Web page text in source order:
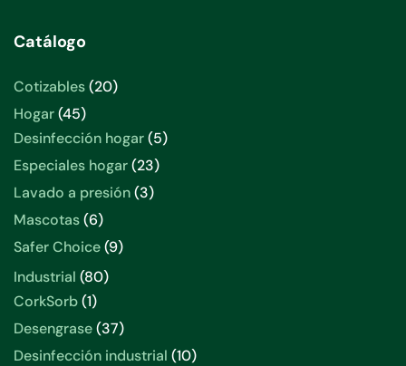
Catálogo
Cotizables 2020
Hogar 4545
productos
Desinfección hogar 55
Especiales hogar 2323
productos
Lavado a presión 33
Mascotas 66
productos
Safer Choice 99
Industrial 8080
CorkSorb 11
producto
Desengrase 3737
productos
Desinfección industrial 1010